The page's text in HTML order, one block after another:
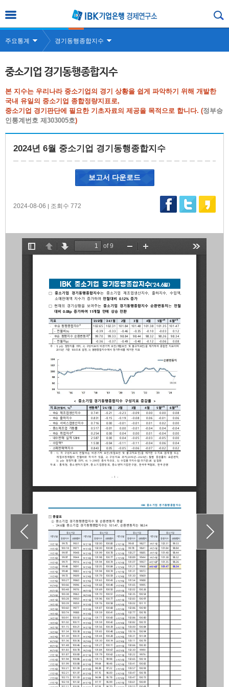
주요통계 경기동행종합지수
중소기업 경기동행종합지수
본 지수는 우리나라 중소기업의 경기 상황을 쉽게 파악하기 위해 개발한
국내 유일의 중소기업 종합정량지표로,
중소기업 경기판단에 필요한 기초자료의 제공을 목적으로 합니다. (정부승
인통계번호 제303005호)
2024년 6월 중소기업 경기동행종합지수
2024-08-06 | 조회수 772
보고서 다운로드